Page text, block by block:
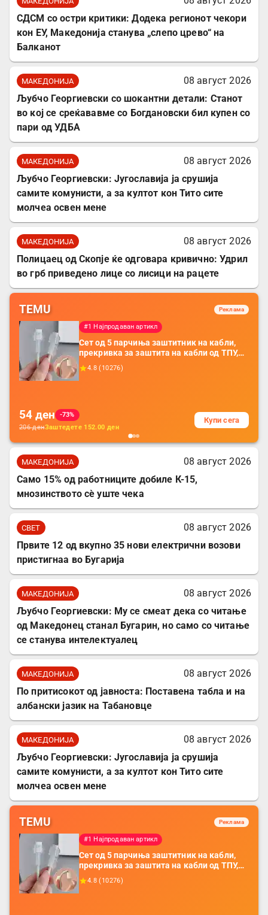
СДСМ со остри критики: Додека регионот чекори
кон ЕУ, Македонија станува „слепо црево“ на
Балканот
МАКЕДОНИЈА
08 август 2026
Љубчо Георгиевски со шокантни детали: Станот
во кој се среќававме со Богдановски бил купен со
пари од УДБА
МАКЕДОНИЈА
08 август 2026
Љубчо Георгиевски: Југославија ја срушија
самите комунисти, а за култот кон Тито сите
молчеа освен мене
МАКЕДОНИЈА
08 август 2026
Полицаец од Скопје ќе одговара кривично: Удрил
во грб приведено лице со лисици на рацете
TEMU Реклама
#1 Најпродаван артикл
Сет од 5 парчиња заштитник на кабли,
прекривка за заштита на кабли од ТПУ,
додатоци за заштита на кабли, без
батерија, за мобилни телефони, комплет
4.8 ( 10276)
54 ден
-73%
206денЗаштедете 152.00 ден
Купи сега
МАКЕДОНИЈА
08 август 2026
Само 15% од работниците добиле К-15,
мнозинството сè уште чека
СВЕТ
08 август 2026
Првите 12 од вкупно 35 нови електрични возови
пристигнаа во Бугарија
МАКЕДОНИЈА
08 август 2026
Љубчо Георгиевски: Му се смеат дека со читање
од Македонец станал Бугарин, но само со читање
се станува интелектуалец
МАКЕДОНИЈА
08 август 2026
По притисокот од јавноста: Поставена табла и на
албански јазик на Табановце
МАКЕДОНИЈА
08 август 2026
Љубчо Георгиевски: Југославија ја срушија
самите комунисти, а за култот кон Тито сите
молчеа освен мене
TEMU Реклама
#1 Најпродаван артикл
Сет од 5 парчиња заштитник на кабли,
прекривка за заштита на кабли од ТПУ,
додатоци за заштита на кабли, без
батерија, за мобилни телефони, комплет
4.8 ( 10276)